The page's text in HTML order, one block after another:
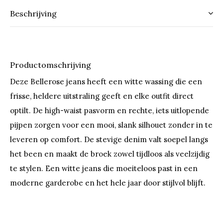
Beschrijving
Productomschrijving
Deze Bellerose jeans heeft een witte wassing die een
frisse, heldere uitstraling geeft en elke outfit direct
optilt. De high-waist pasvorm en rechte, iets uitlopende
pijpen zorgen voor een mooi, slank silhouet zonder in te
leveren op comfort. De stevige denim valt soepel langs
het been en maakt de broek zowel tijdloos als veelzijdig
te stylen. Een witte jeans die moeiteloos past in een
moderne garderobe en het hele jaar door stijlvol blijft.